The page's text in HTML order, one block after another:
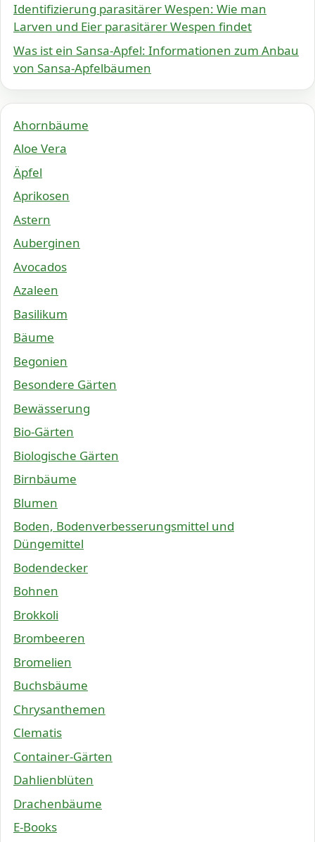
Identifizierung parasitärer Wespen: Wie man
Larven und Eier parasitärer Wespen findet
Was ist ein Sansa-Apfel: Informationen zum Anbau
von Sansa-Apfelbäumen
Ahornbäume
Aloe Vera
Äpfel
Aprikosen
Astern
Auberginen
Avocados
Azaleen
Basilikum
Bäume
Begonien
Besondere Gärten
Bewässerung
Bio-Gärten
Biologische Gärten
Birnbäume
Blumen
Boden, Bodenverbesserungsmittel und
Düngemittel
Bodendecker
Bohnen
Brokkoli
Brombeeren
Bromelien
Buchsbäume
Chrysanthemen
Clematis
Container-Gärten
Dahlienblüten
Drachenbäume
E-Books